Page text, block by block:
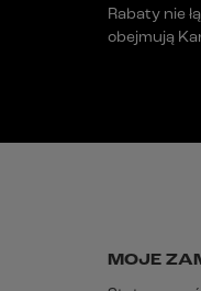
Rabaty nie
obejmują
MOJE